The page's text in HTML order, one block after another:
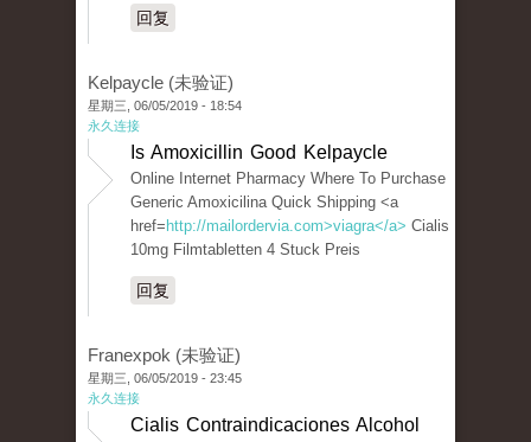
回复
Kelpaycle (未验证)
星期三, 06/05/2019 - 18:54
永久连接
Is Amoxicillin Good Kelpaycle
Online Internet Pharmacy Where To Purchase
Generic Amoxicilina Quick Shipping <a
href= http://mailordervia.com>viagra</a> Cialis
10mg Filmtabletten 4 Stuck Preis
回复
Franexpok (未验证)
星期三, 06/05/2019 - 23:45
永久连接
Cialis Contraindicaciones Alcohol